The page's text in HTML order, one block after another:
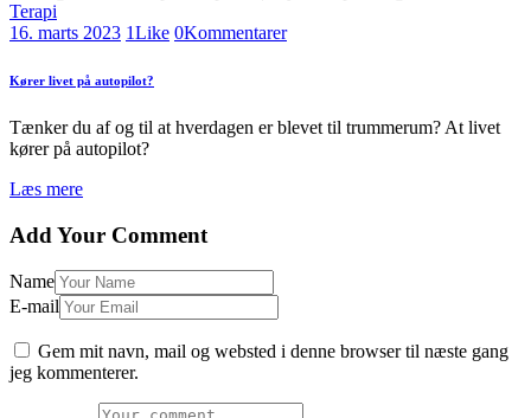
Terapi
16. marts 2023 1Like 0Kommentarer
Kører livet på autopilot?
Tænker du af og til at hverdagen er blevet til trummerum? At livet
kører på autopilot?
Læs mere
Add Your Comment
Name
E-mail
Gem mit navn, mail og websted i denne browser til næste gang
jeg kommenterer.